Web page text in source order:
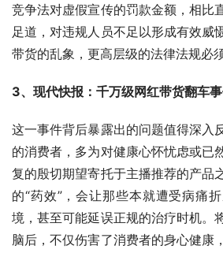
竞争法对虚假宣传的罚款金额，相比
足道，对违规人员不足以形成有效威
带货的乱象，更高层级的法律法规必
3、现代快报：千万级网红带货翻车事
这一事件背后暴露出的问题值得深入
的消费者，多为对健康心怀忧虑或已
复的殷切期望寄托于主播推荐的产品
的“药效”，会让那些本就遭受病痛
境，甚至可能延误正规的治疗时机。
脑后，不仅伤害了消费者的身心健康